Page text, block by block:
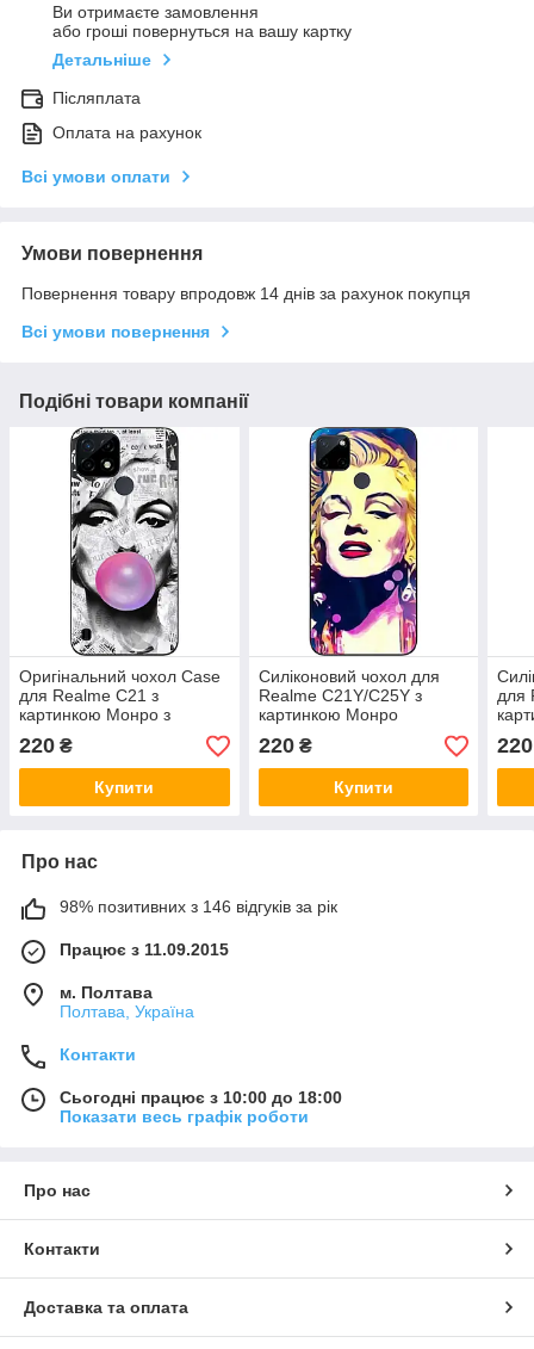
Ви отримаєте замовлення
або гроші повернуться на вашу картку
Детальніше
Післяплата
Оплата на рахунок
Всі умови оплати
Умови повернення
Повернення товару впродовж 14 днів за рахунок покупця
Всі умови повернення
Подібні товари компанії
Оригінальний чохол Case
для Realme C21 з
картинкою Монро з
міхуром
220 ₴
Купити
Силіконовий чохол для
Realme C21Y/C25Y з
картинкою Монро
220₴
Купити
для
220
Про нас
98% позитивних з 146 відгуків за рік
Працює з 11.09.2015
м. Полтава
Полтава, Україна
Контакти
Сьогодні працює з 10:00 до 18:00
Показати весь графік роботи
Про нас
Контакти
Доставка та оплата